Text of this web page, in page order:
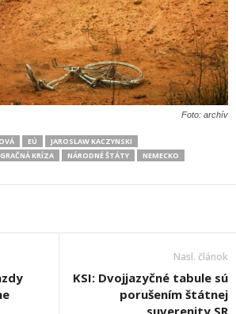
Foto: archív
EÚ
JAROSLAW KACZYNSKI
KRÍZA NÁRODNÉ ŠTÁTY
NEMECKO
Nasl. článok
KSI: Dvojjazyčné tabule sú
porušením štátnej
suverenity SR